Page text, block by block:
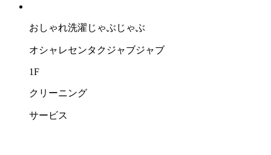
おしゃれ洗濯じゃぶじゃぶ
オシャレセンタクジャブジャブ
1F
クリーニング
サービス